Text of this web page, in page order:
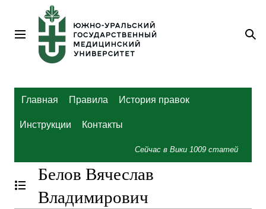
содержанию
Главное меню
Главная Правила История правок
Инструкции Контакты
Сейчас в Вики 1009 статей
Отобразить/Скрыть содержание
Белов Вячеслав
Владимирович